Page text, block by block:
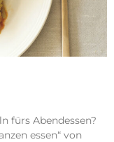
fürs Abendessen?
essen“ von